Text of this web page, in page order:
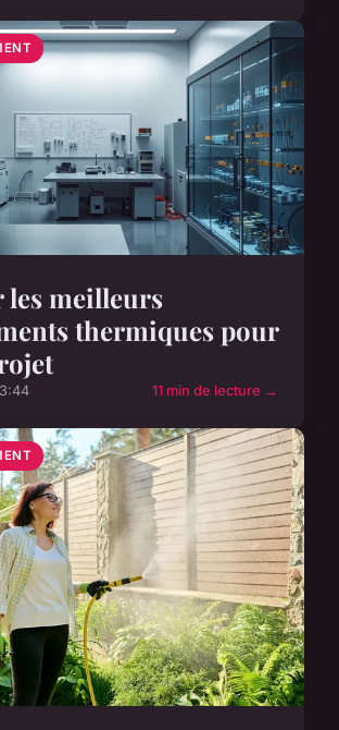
les meilleurs
thermiques pour
11 min de lecture →